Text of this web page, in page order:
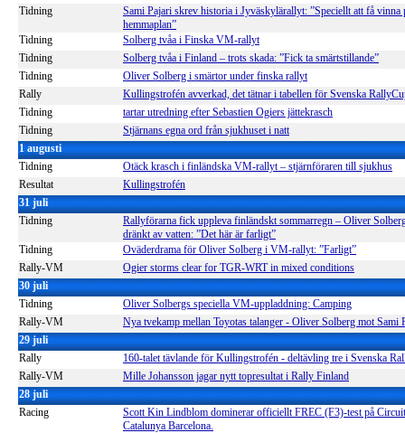
Tidning
Sami Pajari skrev historia i Jyväskylärallyt: ”Speciellt att få vinna
hemmaplan”
Tidning
Solberg tvåa i Finska VM-rallyt
Tidning
Solberg tvåa i Finland – trots skada: ”Fick ta smärtstillande”
Tidning
Oliver Solberg i smärtor under finska rallyt
Rally
Kullingstrofén avverkad, det tätnar i tabellen för Svenska
Tidning
tartar utredning efter Sebastien Ogiers jättekrasch
Tidning
Stjärnans egna ord från sjukhuset i natt
1 augusti
Tidning
Otäck krasch i finländska VM-rallyt – stjärnföraren till sjukhus
Resultat
Kullingstrofén
31 juli
Tidning
Rallyförarna fick uppleva finländskt sommarregn – Oliver
dränkt av vatten: ”Det här är farligt”
Tidning
Oväderdrama för Oliver Solberg i VM-rallyt: ”Farligt”
Rally-VM
Ogier storms clear for TGR-WRT in mixed conditions
30 juli
Tidning
Oliver Solbergs speciella VM-uppladdning: Camping
Rally-VM
Nya tvekamp mellan Toyotas talanger - Oliver Solberg mot Sami
29 juli
Rally
160-talet tävlande för Kullingstrofén - deltävling tre i Svenska
Rally-VM
Mille Johansson jagar nytt topresultat i Rally Finland
28 juli
Racing
Scott Kin Lindblom dominerar officiellt FREC (F3)-test på
Catalunya Barcelona.